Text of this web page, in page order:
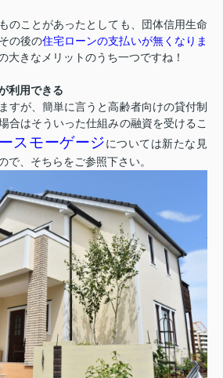
のことがあったとしても、団体信用生命
の後の住宅ローンの支払いが無くなりま
大きなメリットのうち一つですね！
利用できる
すが、簡単に言うと高齢者向けの貸付制
合はそういった仕組みの融資を受けるこ
スモーゲージについては新たな見
で、そちらをご参照下さい。